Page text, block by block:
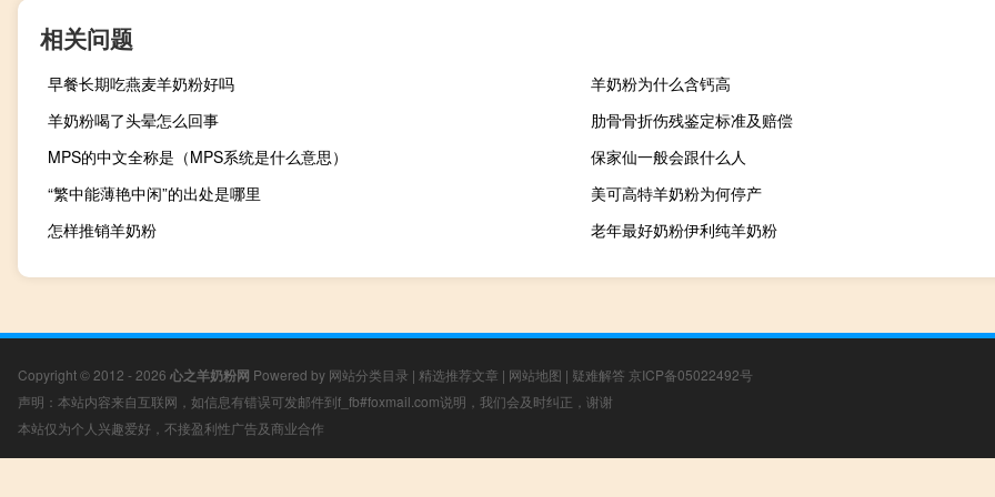
相关问题
早餐长期吃燕麦羊奶粉好吗
羊奶粉为什么含钙高
羊奶粉喝了头晕怎么回事
肋骨骨折伤残鉴定标准及赔偿
MPS的中文全称是（MPS系统是什么意思）
保家仙一般会跟什么人
“繁中能薄艳中闲”的出处是哪里
美可高特羊奶粉为何停产
怎样推销羊奶粉
老年最好奶粉伊利纯羊奶粉
Copyright © 2012 - 2026 心之羊奶粉网 Powered by 网站分类目录 | 精选推荐文章 | 网站地图 | 疑难解答 京ICP备05022492号
声明：本站内容来自互联网，如信息有错误可发邮件到f_fb#foxmail.com说明，我们会及时纠正，谢谢
本站仅为个人兴趣爱好，不接盈利性广告及商业合作